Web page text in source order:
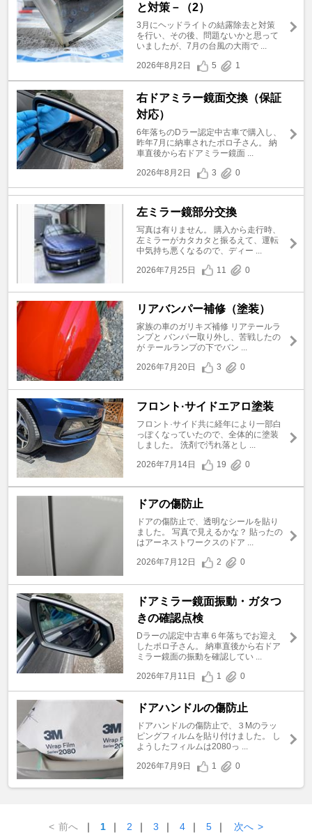
と対策－（2）
3月にヘッドライトの結露除去と対策
を行い、その後、問題ないかと思って
いましたが、7月の台風の大雨で ...
2026年8月2日
5 1
右ドアミラー鏡面交換（保証
対応）
6年落ちのDラー認定中古車で購入し、
昨年7月に納車されたポロ子さん。 納
車直後から右ドアミラー鏡面 ...
2026年8月2日
3 0
左ミラー鏡部分交換
写真は有りません。 購入から走行時、
左ミラーがカタカタと振るえて、運転
中気持ち悪くなるので、ディー ...
2026年7月25日
11 0
リアバンパー補修（塗装）
家族の車のガリキズ補修 リアテールラ
ンプと バンパー取り外し、苦戦したの
が テールランプの下でバン ...
2026年7月20日
3 0
フロント·サイドエアロ塗装
フロント·サイド共に経年により一部白
っぽくなっていたので、全体的に塗装
しました。 洗剤で汚れ落とし ...
2026年7月14日
19 0
ドアの傷防止
ドアの傷防止で、透明なシールを貼り
ました。 写真で見えるかな？ 貼ったの
はアーネストワークスのドア ...
2026年7月12日
2 0
ドアミラー鏡面振動・ガタつ
きの確認点検
Dラーの認定中古車６年落ちでお迎え
したポロ子さん。 納車直後から右ドア
ミラー鏡面の振動を確認してい ...
2026年7月11日
1 0
ドアハンドルの傷防止
ドアハンドルの傷防止で、３Mのラッ
ピングフィルムを貼り付けました。 し
ようしたフィルムは2080っ ...
2026年7月9日
1 0
< 前へ ｜ 1 ｜ 2 ｜ 3 ｜ 4 ｜ 5 ｜ 次へ >